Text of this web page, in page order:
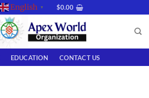
English ▼ $0.00
EDUCATION CONTACT US